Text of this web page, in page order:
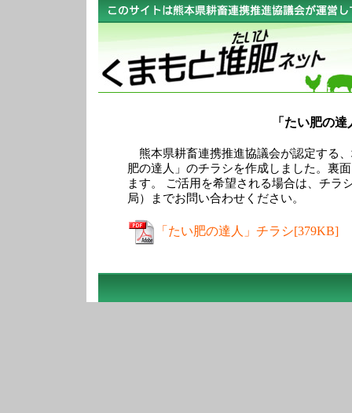
「たい肥の
熊本県耕畜連携推進協議会が認定する
肥の達人」のチラシを作成しました。裏
ます。 ご活用を希望される場合は、チラ
局）までお問い合わせください。
「たい肥の達人」チラシ[379KB]